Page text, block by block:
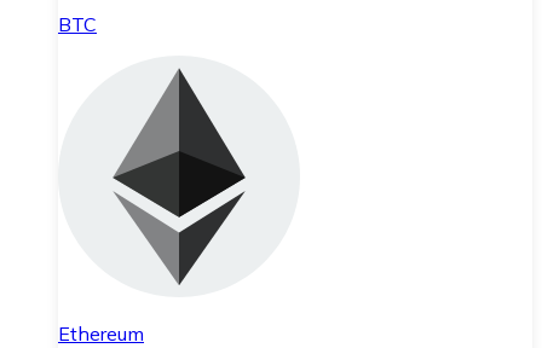
BTC
Ethereum